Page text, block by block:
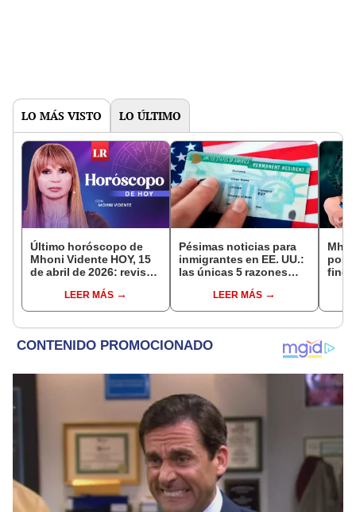
LO MÁS VISTO LO ÚLTIMO
Último horóscopo de
Mhoni Vidente HOY, 15
de abril de 2026: revisa
signo y entérate si te
espera un día
LEER MÁS
Pésimas noticias para
inmigrantes en EE. UU.:
las únicas 5 razones
ingreso a Estados
Unidos
LEER MÁS
fines